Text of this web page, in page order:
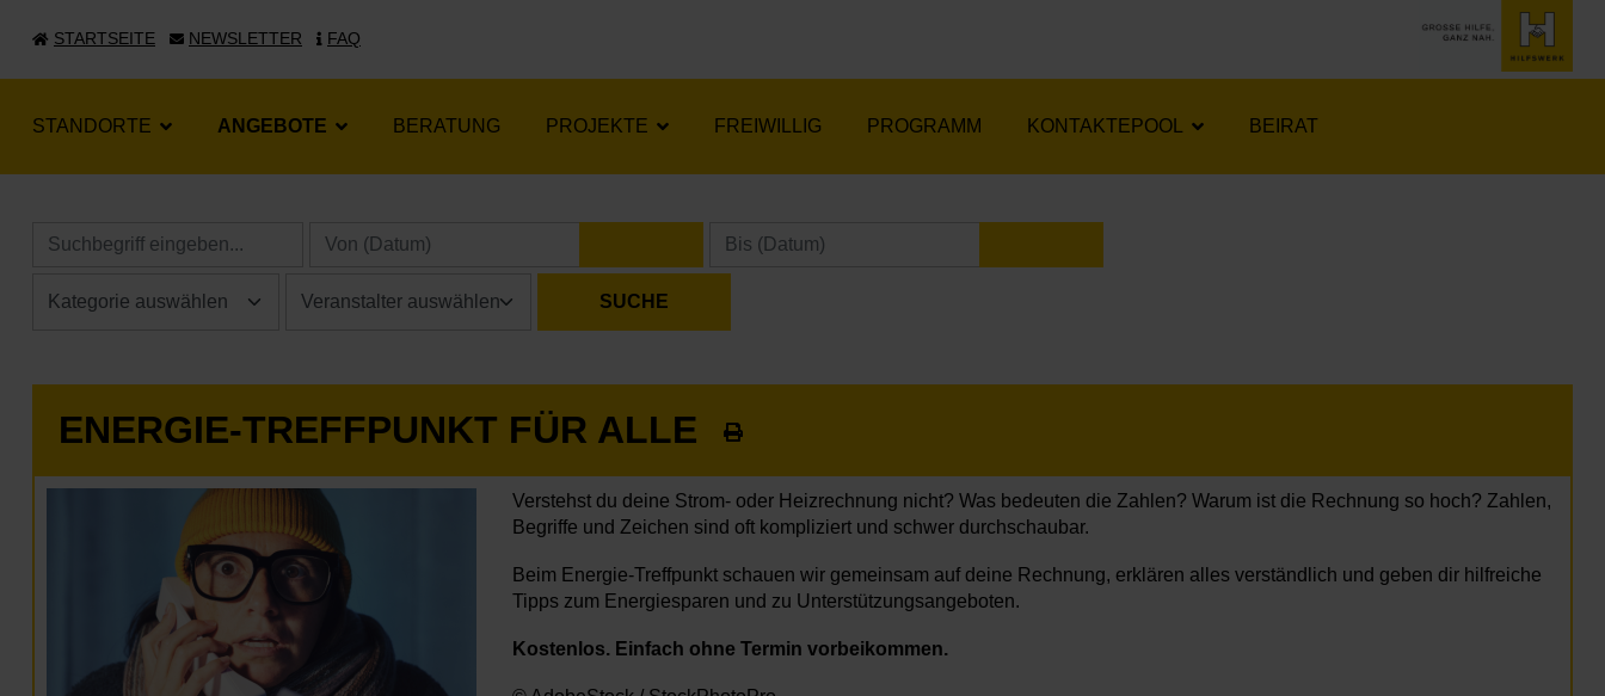
STARTSEITE NEWSLETTER FAQ
STANDORTE ANGEBOTE BERATUNG PROJEKTE FREIWILLIG PROGRAMM KONTAKTEPOOL BEIRAT
KALENDER ÖFFNEN
ENERGIE-TREFFPUNKT FÜR ALLE
Verstehst du deine Strom- oder Heizrechnung nicht? Was bedeuten die Zahlen? Warum ist die Rechnung so hoch? Zahlen,
Begriffe und Zeichen sind oft kompliziert und schwer durchschaubar.
Beim Energie-Treffpunkt schauen wir gemeinsam auf deine Rechnung, erklären alles verständlich und geben dir hilfreiche
Tipps zum Energiesparen und zu Unterstützungsangeboten.
Kostenlos. Einfach ohne Termin vorbeikommen.